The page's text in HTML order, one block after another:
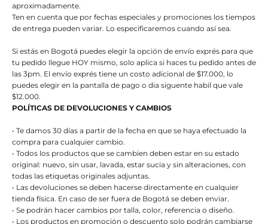
aproximadamente.
Ten en cuenta que por fechas especiales y promociones los tiempos
de entrega pueden variar. Lo especificaremos cuando así sea.
Si estás en Bogotá puedes elegir la opción de envío exprés para que
tu pedido llegue HOY mismo, solo aplica si haces tu pedido antes de
las 3pm. El envío exprés tiene un costo adicional de $17.000, lo
puedes elegir en la pantalla de pago o dia siguente habil que vale
$12.000.
POLÍTICAS DE DEVOLUCIONES Y CAMBIOS
• Te damos 30 días a partir de la fecha en que se haya efectuado la
compra para cualquier cambio.
• Todos los productos que se cambien deben estar en su estado
original: nuevo, sin usar, lavada, estar sucia y sin alteraciones, con
todas las etiquetas originales adjuntas.
• Las devoluciones se deben hacerse directamente en cualquier
tienda física. En caso de ser fuera de Bogotá se deben enviar.
• Se podrán hacer cambios por talla, color, referencia o diseño.
• Los productos en promoción o descuento solo podrán cambiarse